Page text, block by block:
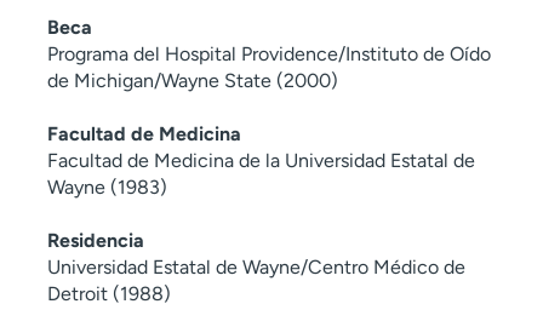
Beca
Programa del Hospital Providence/Instituto de Oído
de Michigan/Wayne State (2000)
Facultad de Medicina
Facultad de Medicina de la Universidad Estatal de
Wayne (1983)
Residencia
Universidad Estatal de Wayne/Centro Médico de
Detroit (1988)